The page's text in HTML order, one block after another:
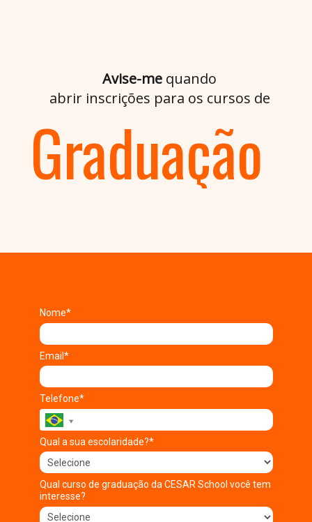
Avise-me quando
abrir inscrições para os cursos de
Graduação
Nome*
Email*
Telefone*
Qual a sua escolaridade?*
Qual curso de graduação da CESAR School você tem
interesse?